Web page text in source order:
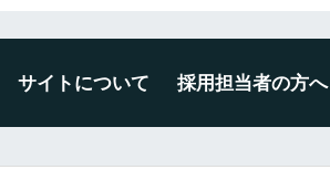
サイトについて 採用担当者の方へ